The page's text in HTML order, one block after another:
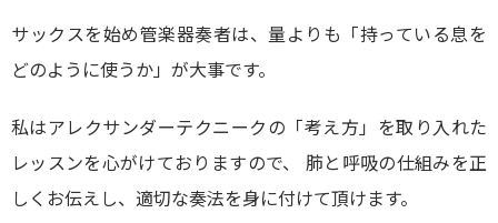
サックスを始め管楽器奏者は、量よりも「持っている息を
どのように使うか」が大事です。
私はアレクサンダーテクニークの「考え方」を取り入れた
レッスンを心がけておりますので、 肺と呼吸の仕組みを正
しくお伝えし、適切な奏法を身に付けて頂けます。